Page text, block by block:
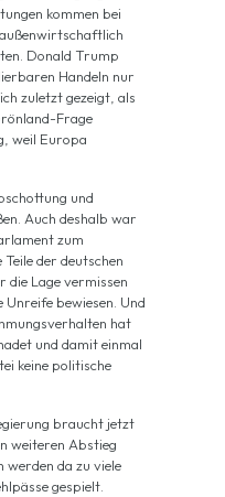
kommen bei
Donald Trump
Handeln nur
zuletzt gezeigt, als
Frage
weil Europa
und
Auch deshalb war
zum
der deutschen
die Lage vermissen
bewiesen. Und
hat
und damit einmal
keine politische
braucht jetzt
weiteren Abstieg
werden da zu viele
gespielt.